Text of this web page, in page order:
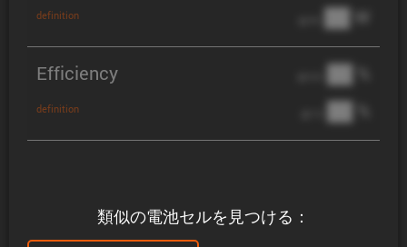
類似の電池セルを見つける：
definition ██ W
Efficiency
definition
██ %
██ %